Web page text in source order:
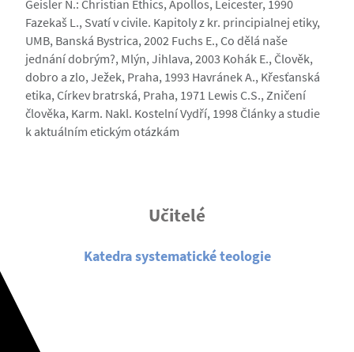
Geisler N.: Christian Ethics, Apollos, Leicester, 1990
Fazekaš L., Svatí v civile. Kapitoly z kr. principialnej etiky,
UMB, Banská Bystrica, 2002 Fuchs E., Co dělá naše
jednání dobrým?, Mlýn, Jihlava, 2003 Kohák E., Člověk,
dobro a zlo, Ježek, Praha, 1993 Havránek A., Křesťanská
etika, Církev bratrská, Praha, 1971 Lewis C.S., Zničení
člověka, Karm. Nakl. Kostelní Vydří, 1998 Články a studie
k aktuálním etickým otázkám
Učitelé
Katedra systematické teologie